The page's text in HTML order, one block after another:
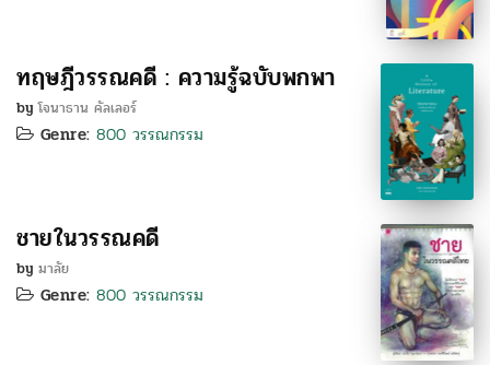
ทฤษฎีวรรณคดี : ความรู้ฉบับพกพา
byโจนาธาน คัลเลอร์
Genre: 800 วรรณกรรม
ชายในวรรณคดี
by มาลัย
Genre: 800 วรรณกรรม